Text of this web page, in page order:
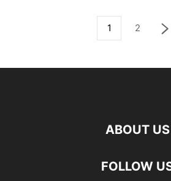
1 2
ABOUT US
FOLLOW